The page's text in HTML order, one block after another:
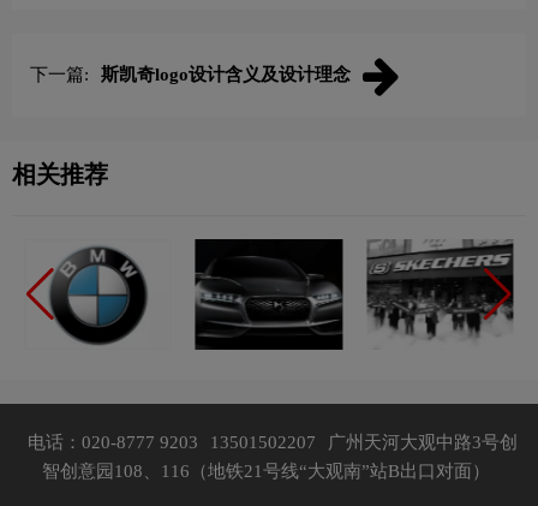
下一篇: 斯凯奇logo设计含义及设计理念
相关推荐
电话：020-8777 9203 13501502207
广州天河大观中路3号创
智创意园108、116（地铁21号线“大观南”站B出口对面）